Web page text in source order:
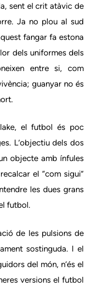
sent el crit atàvic de
Ja no plou al sud
fangar fa estona
dels uniformes dels
entre si, com
guanyar no és
el futbol és poc
L’objectiu dels dos
objecte amb ínfules
el “com sigui”
les dues grans
futbol.
de les pulsions de
sostinguda. I el
del món, n’és el
versions el futbol